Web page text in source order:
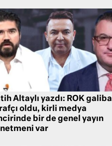
Altaylı yazdı: ROK galiba
oldu, kirli medya
bir de genel yayın
var